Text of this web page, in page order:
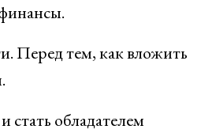
Перед тем, как вложить
стать обладателем